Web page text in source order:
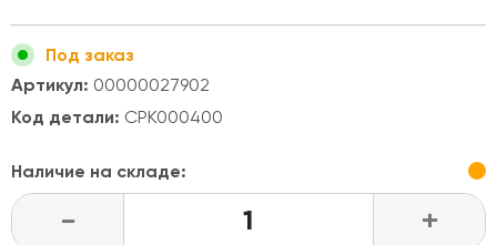
Под заказ
Артикул: 00000027902
Код детали: CPK000400
Наличие на складе:
- +